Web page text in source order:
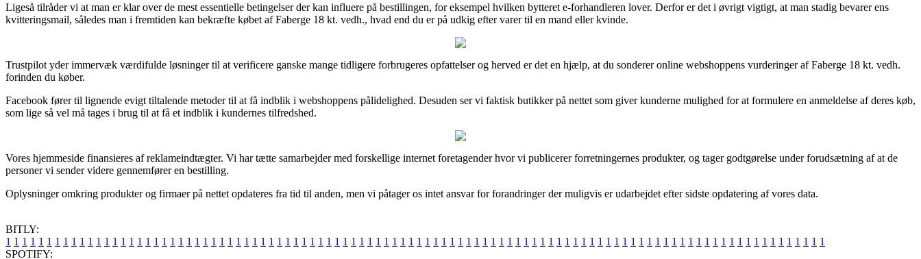
Ligeså tilråder vi at man er klar over de mest essentielle betingelser der kan influere på bestillingen, for eksempel hvilken bytteret e-forhandleren lover. Derfor er det i øvrigt vigtigt, at man stadig bevarer ens
kvitteringsmail, således man i fremtiden kan bekræfte købet af Faberge 18 kt. vedh., hvad end du er på udkig efter varer til en mand eller kvinde.
Trustpilot yder immervæk værdifulde løsninger til at verificere ganske mange tidligere forbrugeres opfattelser og herved er det en hjælp, at du sonderer online webshoppens vurderinger af Faberge 18 kt. vedh.
forinden du køber.
Facebook fører til lignende evigt tiltalende metoder til at få indblik i webshoppens pålidelighed. Desuden ser vi faktisk butikker på nettet som giver kunderne mulighed for at formulere en anmeldelse af deres køb,
som lige så vel må tages i brug til at få et indblik i kundernes tilfredshed.
Vores hjemmeside finansieres af reklameindtægter. Vi har tætte samarbejder med forskellige internet foretagender hvor vi publicerer forretningernes produkter, og tager godtgørelse under forudsætning af at de
personer vi sender videre gennemfører en bestilling.
Oplysninger omkring produkter og firmaer på nettet opdateres fra tid til anden, men vi påtager os intet ansvar for forandringer der muligvis er udarbejdet efter sidste opdatering af vores data.
BITLY:
1 1 1 1 1 1 1 1 1 1 1 1 1 1 1 1 1 1 1 1 1 1 1 1 1 1 1 1 1 1 1 1 1 1 1 1 1 1 1 1 1 1 1 1 1 1 1 1 1 1 1 1 1 1 1 1 1 1 1 1 1 1 1 1 1 1 1 1 1 1 1 1 1 1 1 1 1 1 1 1 1 1 1 1 1 1 1 1 1 1 1 1 1 1 1 1 1 1 1 1
SPOTIFY: